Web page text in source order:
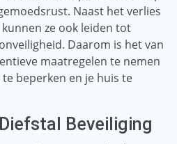
Naast het verlies
ze ook leiden tot
Daarom is het van
maatregelen te nemen
beperken en je huis te
Beveiliging